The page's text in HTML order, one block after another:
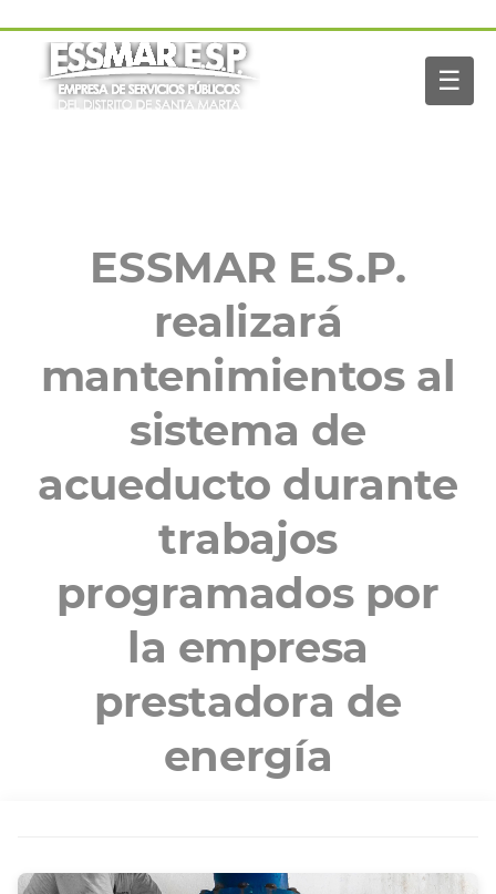
☰
Navegación
principal
Inicio
Nosotros
ESSMAR E.S.P.
realizará
mantenimientos al
sistema de
acueducto durante
trabajos
programados por
la empresa
prestadora de
energía